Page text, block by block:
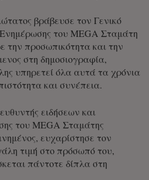
βράβευσε τον Γενικό
του MEGA Σταμάτη
την προσωπικότητα και την
στη δημοσιογραφία,
υπηρετεί όλα αυτά τα χρόνια
και συνέπεια.
ειδήσεων και
του MEGA Σταμάτης
ευχαρίστησε τον
τιμή στο πρόσωπό του,
πάντοτε δίπλα στη